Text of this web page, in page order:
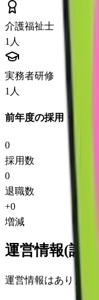
介護福祉士
1 人
実務者研修
1 人
前年度の採用・退職
0
採用数
0
退職数
+0
増減
運営情報(詳細)
運営情報はありません